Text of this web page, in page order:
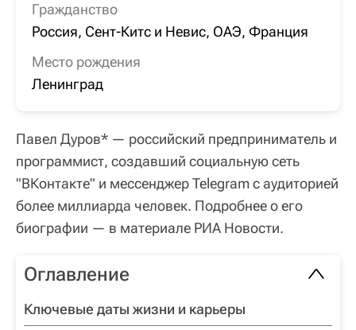
Гражданство
Россия, Сент-Китс и Невис, ОАЭ, Франция
Место рождения
Ленинград
Павел Дуров* — российский предприниматель и
программист, создавший социальную сеть
"ВКонтакте" и мессенджер Telegram с аудиторией
более миллиарда человек. Подробнее о его
биографии — в материале РИА Новости.
Оглавление
Ключевые даты жизни и карьеры